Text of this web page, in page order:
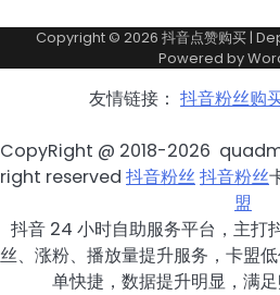
Copyright © 2026 抖音点赞购买|
Powered by
友情链接： 抖音粉丝购
CopyRight @ 2018-2026
right reserved 抖音粉丝抖音粉丝
盟
抖音 24 小时自助服务平台，主打
丝、涨粉、播放量提升服务，卡盟
单快捷，数据提升明显，满足